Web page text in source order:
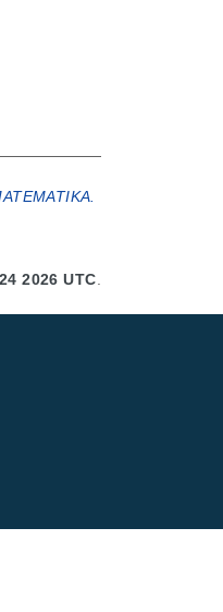
2026 UTC